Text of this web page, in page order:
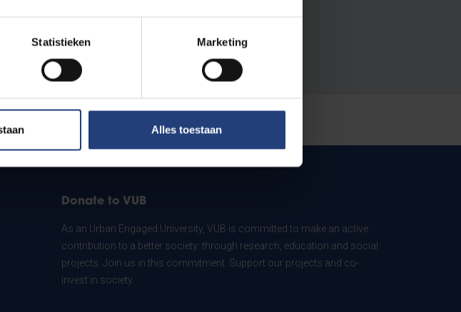
Statistieken Marketing
Alles toestaan
Donate to VUB
As an Urban Engaged University, VUB is committed to make an active
contribution to a better society: through research, education and social
projects. Join us in this commitment. Support our projects and co-
invest in society.